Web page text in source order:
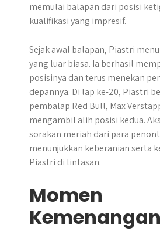
memulai balapan dari posisi
kualifikasi yang impresif.
Sejak awal balapan, Piastri
yang luar biasa. Ia berhasil
posisinya dan terus menekan
depannya. Di lap ke-20, Piastri
pembalap Red Bull, Max
mengambil alih posisi kedua.
sorakan meriah dari para
menunjukkan keberanian serta
Piastri di lintasan.
Momen
Kemenangan